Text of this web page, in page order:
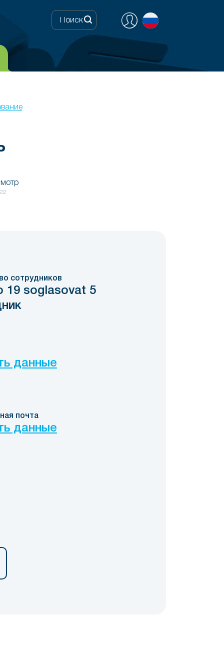
сотрудников
19 soglasovat 5
данные
почта
данные